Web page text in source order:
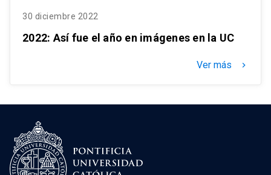
30 diciembre 2022
2022: Así fue el año en imágenes en la UC
Ver más keyboard_arrow_right